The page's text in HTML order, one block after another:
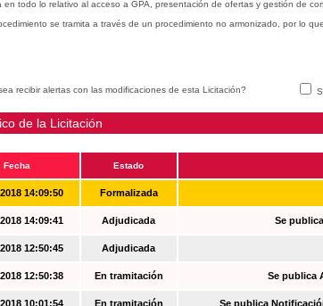
en todo lo relativo al acceso a GPA, presentación de ofertas y gestión de
se tramita a través de un procedimiento no armonizado, por lo
recibir alertas con las modificaciones de esta Licitación?
de la Licitación
Fecha Estado
14:09:50 Formalizada
14:09:41 Adjudicada Se
12:50:45 Adjudicada
12:50:38 En tramitación Se publica
10:01:54 En tramitación Se publica